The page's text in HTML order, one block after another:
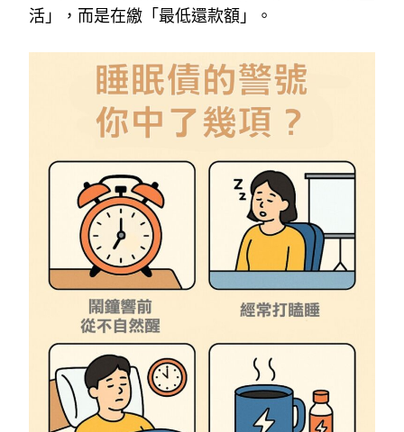
活」，而是在繳「最低還款額」。